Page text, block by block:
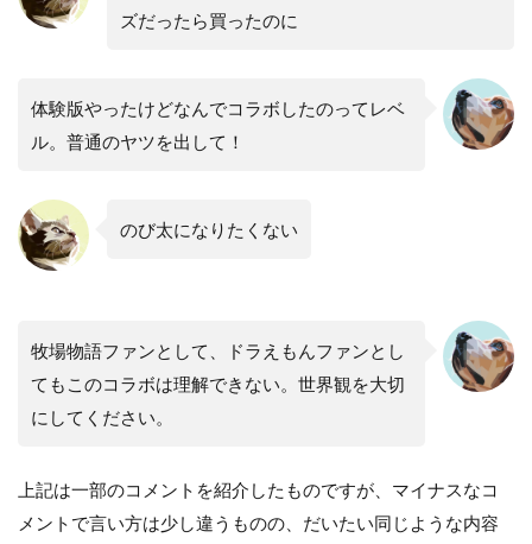
ズだったら買ったのに
体験版やったけどなんでコラボしたのってレベ
ル。普通のヤツを出して！
のび太になりたくない
牧場物語ファンとして、ドラえもんファンとし
てもこのコラボは理解できない。世界観を大切
にしてください。
上記は一部のコメントを紹介したものですが、マイナスなコ
メントで言い方は少し違うものの、だいたい同じような内容